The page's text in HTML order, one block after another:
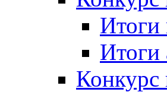
Итоги
Конкурс